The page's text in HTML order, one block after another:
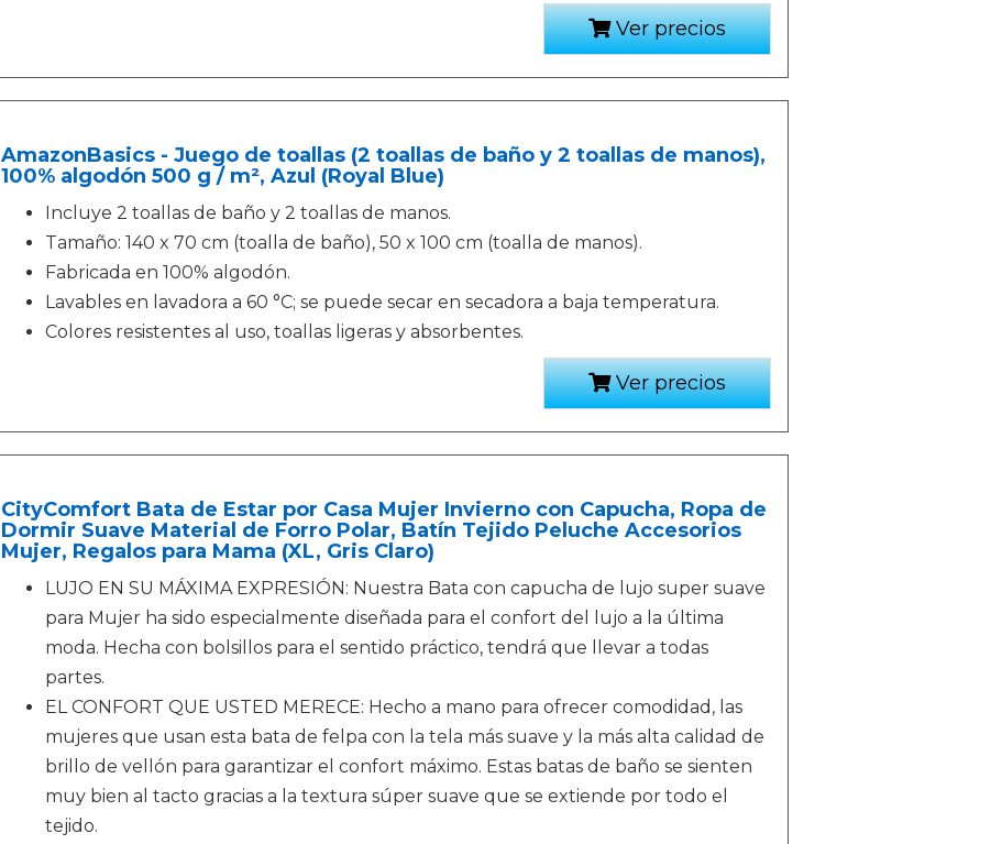
Ver precios
AmazonBasics - Juego de toallas (2 toallas de baño y 2 toallas de manos),
100% algodón 500 g / m², Azul (Royal Blue)
Incluye 2 toallas de baño y 2 toallas de manos.
Tamaño: 140 x 70 cm (toalla de baño), 50 x 100 cm (toalla de manos).
Fabricada en 100% algodón.
Lavables en lavadora a 60 °C; se puede secar en secadora a baja temperatura.
Colores resistentes al uso, toallas ligeras y absorbentes.
Ver precios
CityComfort Bata de Estar por Casa Mujer Invierno con Capucha, Ropa de
Dormir Suave Material de Forro Polar, Batín Tejido Peluche Accesorios
Mujer, Regalos para Mama (XL, Gris Claro)
LUJO EN SU MÁXIMA EXPRESIÓN: Nuestra Bata con capucha de lujo super suave
para Mujer ha sido especialmente diseñada para el confort del lujo a la última
moda. Hecha con bolsillos para el sentido práctico, tendrá que llevar a todas
partes.
EL CONFORT QUE USTED MERECE: Hecho a mano para ofrecer comodidad, las
mujeres que usan esta bata de felpa con la tela más suave y la más alta calidad de
brillo de vellón para garantizar el confort máximo. Estas batas de baño se sienten
muy bien al tacto gracias a la textura súper suave que se extiende por todo el
tejido.